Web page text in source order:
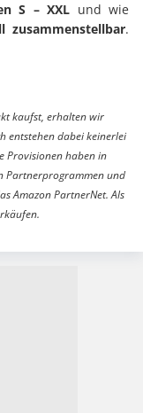
S – XXL und wie
zusammenstellbar.
kaufst, erhalten wir
entstehen dabei keinerlei
Provisionen haben in
Partnerprogrammen und
Amazon PartnerNet. Als